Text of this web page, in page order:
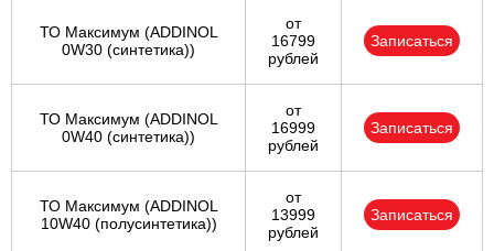
ТО Максимум (ADDINOL
0W30 (синтетика))
от
16799
рублей
Записаться
ТО Максимум (ADDINOL
0W40 (синтетика))
от
16999
рублей
Записаться
ТО Максимум (ADDINOL
10W40 (полусинтетика))
от
13999
рублей
Записаться